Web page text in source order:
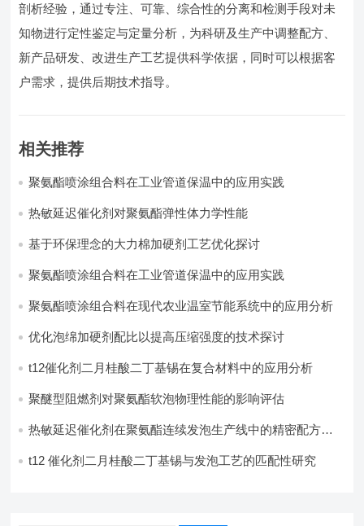
剖析经验，通过专注、可靠、综合性的分离和检测手段对未
知物进行定性鉴定与定量分析，为科研及生产中调整配方、
新产品研发、改进生产工艺提供科学依据，同时可以根据客
户需求，提供后期技术指导。
相关推荐
聚氨酯喷涂组合料在工业管道保温中的应用实践
热敏延迟催化剂对聚氨酯弹性体力学性能
基于环保理念的大力棉加硬剂工艺优化探讨
聚氨酯喷涂组合料在工业管道保温中的应用实践
聚氨酯喷涂组合料在现代农业温室节能系统中的应用分析​
优化泡绵加硬剂配比以提高压缩强度的技术探讨
t12催化剂二月桂酸二丁基锡在复合材料中的应用分析
聚醚型阻燃剂对聚氨酯软泡物理性能的影响评估​
热敏延迟催化剂在聚氨酯连续发泡生产线中的精密配方设
t12 催化剂二月桂酸二丁基锡与发泡工艺的匹配性研究